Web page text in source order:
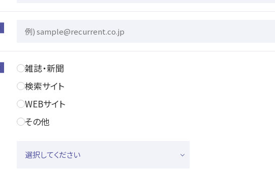
雑誌・新聞
検索サイト
WEBサイト
その他